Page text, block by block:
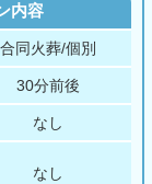
内容
合同火葬/個別
30分前後
なし
なし